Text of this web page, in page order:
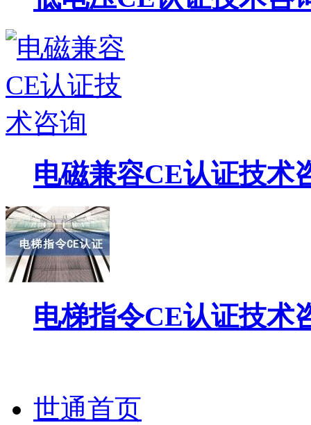
电磁兼容CE认证技术
电梯指令CE认证技术
世通首页